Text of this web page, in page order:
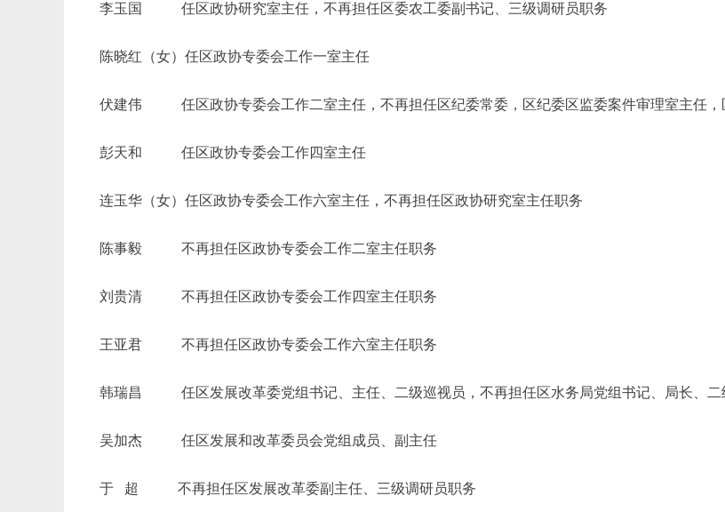
李玉国 任区政协研究室主任，不再担任区委农工委副书记、三级调研员职务
陈晓红（女）任区政协专委会工作一室主任
伏建伟 任区政协专委会工作二室主任，不再担任区纪委常委，区纪委区监委案件审理室主任，
彭天和 任区政协专委会工作四室主任
连玉华（女）任区政协专委会工作六室主任，不再担任区政协研究室主任职务
陈事毅 不再担任区政协专委会工作二室主任职务
刘贵清 不再担任区政协专委会工作四室主任职务
王亚君 不再担任区政协专委会工作六室主任职务
韩瑞昌 任区发展改革委党组书记、主任、二级巡视员，不再担任区水务局党组书记、局长、二
吴加杰 任区发展和改革委员会党组成员、副主任
于 超 不再担任区发展改革委副主任、三级调研员职务